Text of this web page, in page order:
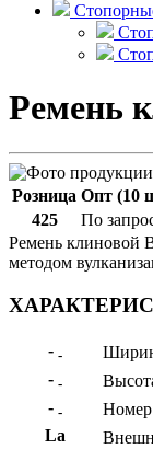
Ремень
Розница Опт (10
425
По
Ремень клиновой
методом
- -
- -
- -
La